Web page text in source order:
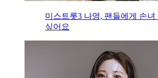
미스트롯3 나영, 팬들에게 손
싶어요